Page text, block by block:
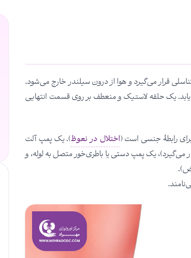
قرار می‌گیرد و هوا از درون سیلندر خارج می‌شود.
یک حلقه لاستیک و منعطف بر روی قسمت انتهایی
برای رابطۀ جنسی است (اختلال در نعوظ). یک پمپ آلت
می‌گیرد)، یک پمپ دستی یا باطری‌خور متصل به لوله، و